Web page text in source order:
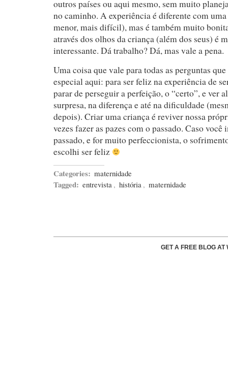
outros países ou aqui mesmo, sem muito
no caminho. A experiência é diferente com
menor, mais difícil), mas é também muito
através dos olhos da criança (além dos seus) é
interessante. Dá trabalho? Dá, mas vale a pena.
Uma coisa que vale para todas as perguntas
especial aqui: para ser feliz na experiência de
parar de perseguir a perfeição, o “certo”, e ver
surpresa, na diferença e até na dificuldade
depois). Criar uma criança é reviver nossa
vezes fazer as pazes com o passado. Caso
passado, e for muito perfeccionista, o
escolhi ser feliz
Categories: maternidade
Tagged: entrevista , história , maternidade
GET A FREE BLOG AT